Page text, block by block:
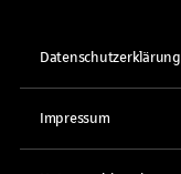
Datenschutzerklärung
Impressum